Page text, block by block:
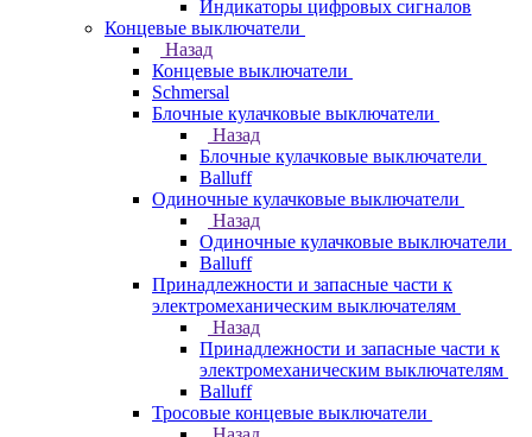
Индикаторы цифровых сигналов
Концевые выключатели
Назад
Концевые выключатели
Schmersal
Блочные кулачковые выключатели
Назад
Блочные кулачковые выключатели
Balluff
Одиночные кулачковые выключатели
Назад
Одиночные кулачковые выключатели
Balluff
Принадлежности и запасные части к
электромеханическим выключателям
Назад
Принадлежности и запасные части к
электромеханическим выключателям
Balluff
Тросовые концевые выключатели